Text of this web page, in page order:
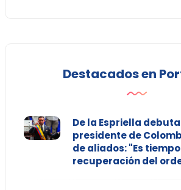
Destacados en
De la Espriella
presidente de
de aliados: "Es
recuperación del